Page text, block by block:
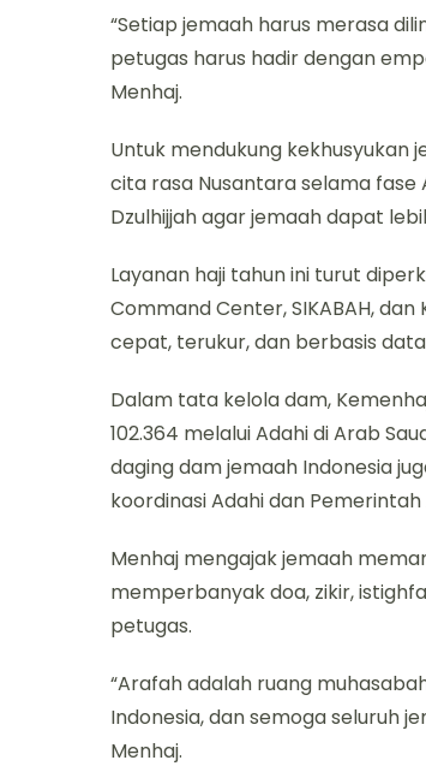
“Setiap jemaah harus merasa
petugas harus hadir dengan
Menhaj.
Untuk mendukung kekhusyukan
cita rasa Nusantara selama fase
Dzulhijjah agar jemaah dapat
Layanan haji tahun ini turut
Command Center, SIKABAH,
cepat, terukur, dan berbasis
Dalam tata kelola dam,
102.364 melalui Adahi di Arab
daging dam jemaah Indonesia
koordinasi Adahi dan Pemerintah
Menhaj mengajak jemaah
memperbanyak doa, zikir,
petugas.
“Arafah adalah ruang
Indonesia, dan semoga seluruh
Menhaj.